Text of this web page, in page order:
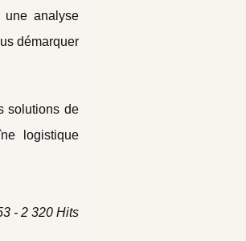
une analyse
démarquer
solutions de
logistique
- 2 320 Hits